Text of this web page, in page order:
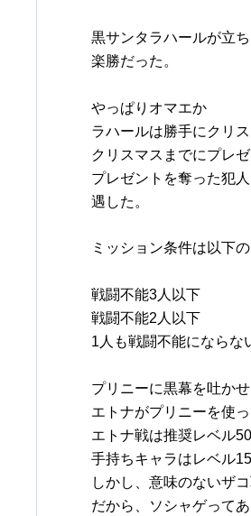
黒サンタラハールが立
楽勝だった。
やっぱりオマエか
ラハールは勝手にクリ
クリスマスまでにプレ
プレゼントを奪った犯
遇した。
ミッション条件は以下の
戦闘不能3人以下
戦闘不能2人以下
1人も戦闘不能にならな
プリニーに黒幕を吐か
エトナがプリニーを使
エトナ戦は推奨レベル50
手持ちキャラはレベル
しかし、意味のないザ
だから、ソシャゲって